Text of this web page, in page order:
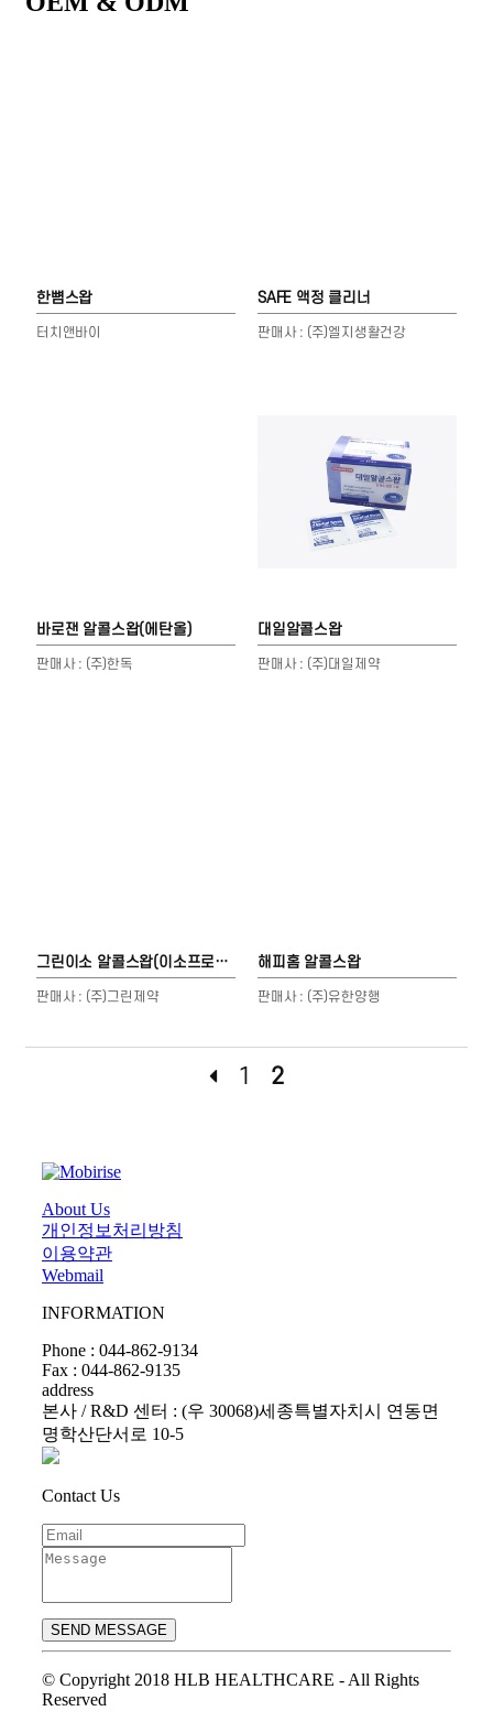
한뼘스왑
터치앤바이
SAFE 액정 클리너
판매사 : (주)엘지생활건강
바로잰 알콜스왑(에탄올)
판매사 : (주)한독
대일알콜스왑
판매사 : (주)대일제약
그린이소 알콜스왑(이소프로판올)
판매사 : (주)그린제약
해피홈 알콜스왑
판매사 : (주)유한양행
1 2
About Us
개인정보처리방침
이용약관
Webmail
INFORMATION
Phone : 044-862-9134
Fax : 044-862-9135
address
본사 / R&D 센터 : (우 30068)세종특별자치시 연동면
명학산단서로 10-5
Contact Us
SEND MESSAGE
© Copyright 2018 HLB HEALTHCARE - All Rights
Reserved